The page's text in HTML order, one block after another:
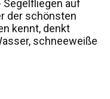
Segelfliegen auf
der schönsten
kennt, denkt
schneeweiße